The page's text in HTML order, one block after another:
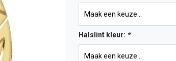
Halslint kleur: *